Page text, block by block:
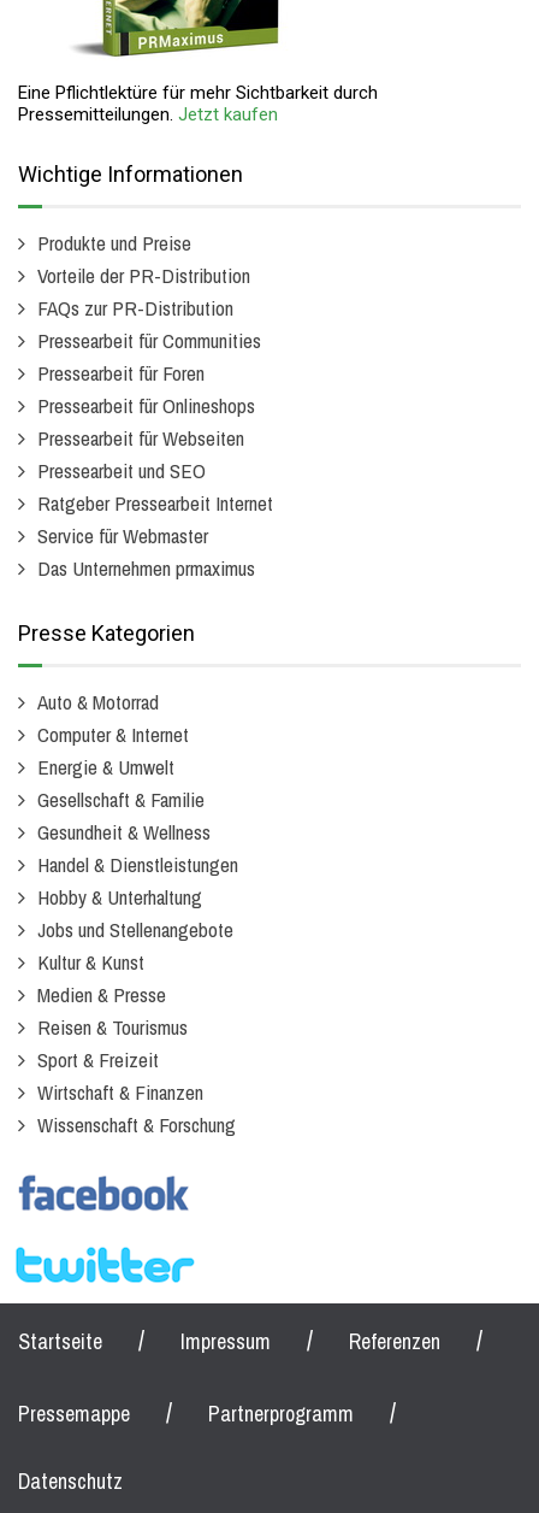
Eine Pflichtlektüre für mehr Sichtbarkeit durch
Pressemitteilungen. Jetzt kaufen
Wichtige Informationen
Produkte und Preise
Vorteile der PR-Distribution
FAQs zur PR-Distribution
Pressearbeit für Communities
Pressearbeit für Foren
Pressearbeit für Onlineshops
Pressearbeit für Webseiten
Pressearbeit und SEO
Ratgeber Pressearbeit Internet
Service für Webmaster
Das Unternehmen prmaximus
Presse Kategorien
Auto & Motorrad
Computer & Internet
Energie & Umwelt
Gesellschaft & Familie
Gesundheit & Wellness
Handel & Dienstleistungen
Hobby & Unterhaltung
Jobs und Stellenangebote
Kultur & Kunst
Medien & Presse
Reisen & Tourismus
Sport & Freizeit
Wirtschaft & Finanzen
Wissenschaft & Forschung
Startseite / Impressum / Referenzen /
Pressemappe / Partnerprogramm /
Datenschutz